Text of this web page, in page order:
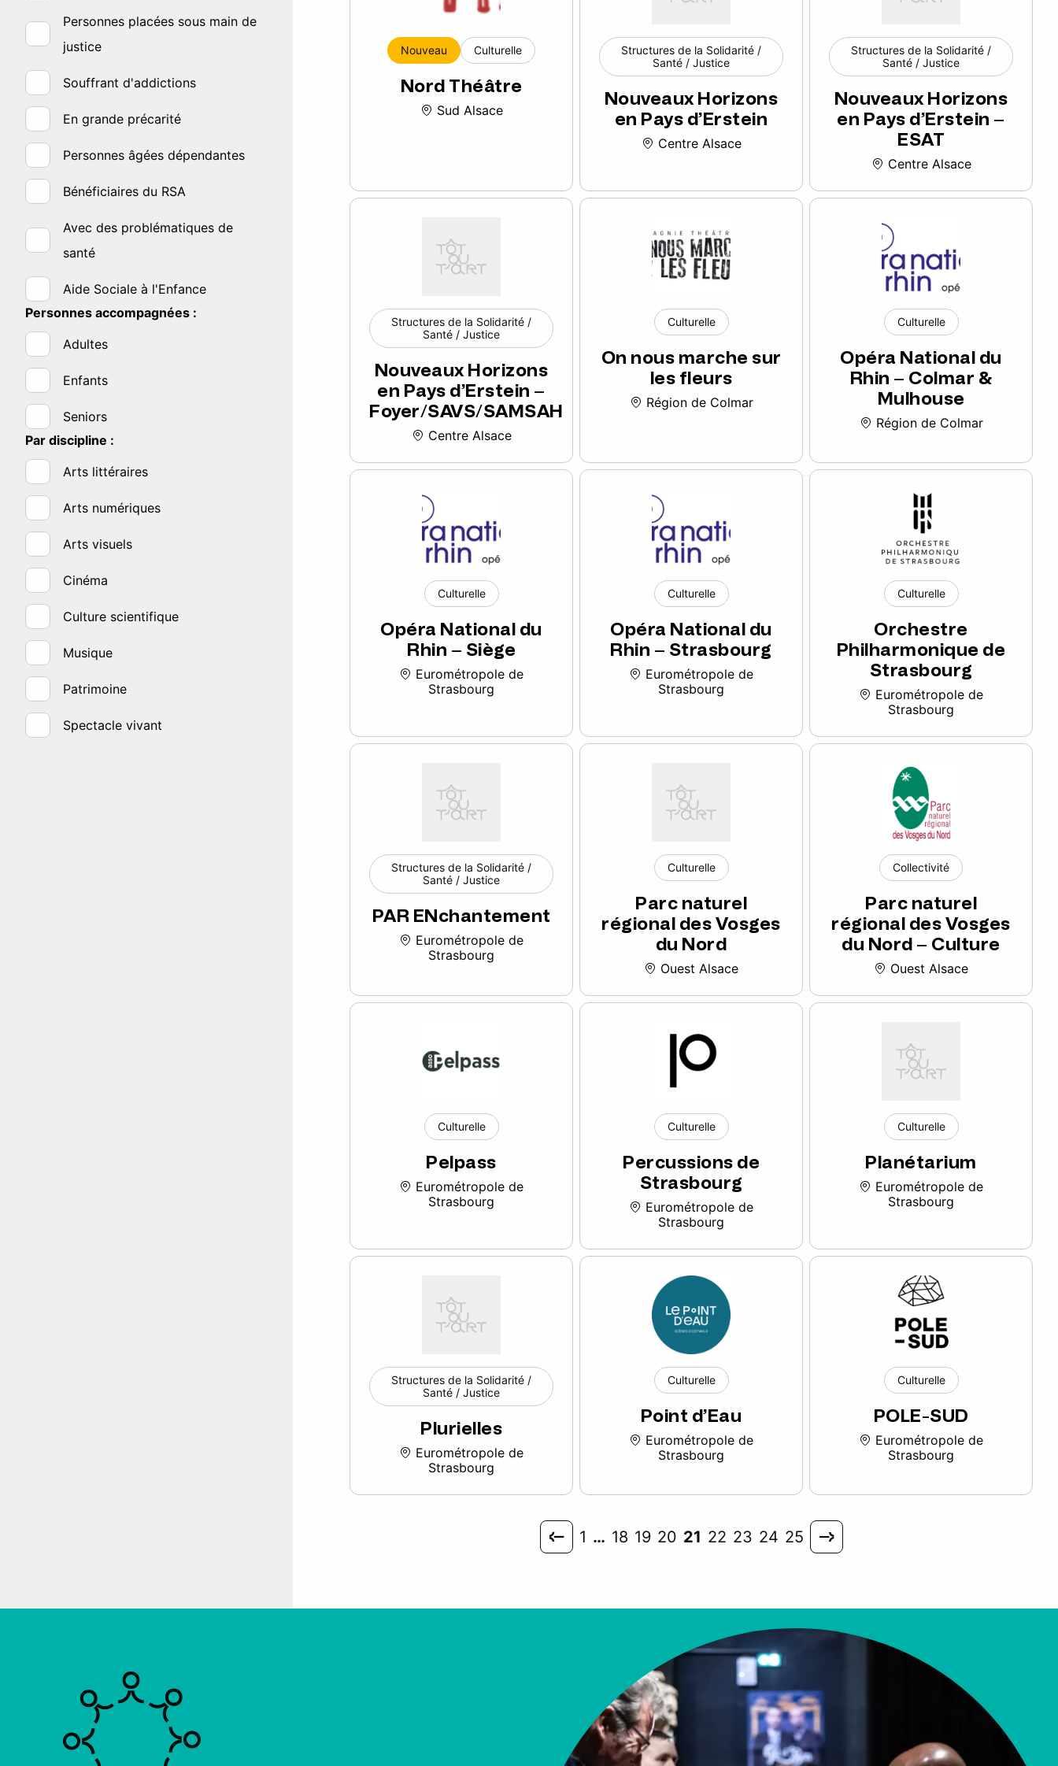
Personnes placées sous main de
justice
Souffrant d'addictions
En grande précarité
Personnes âgées dépendantes
Bénéficiaires du RSA
Avec des problématiques de
santé
Aide Sociale à l'Enfance
Personnes accompagnées :
Adultes
Enfants
Seniors
Par discipline :
Arts littéraires
Arts numériques
Arts visuels
Cinéma
Culture scientifique
Musique
Patrimoine
Spectacle vivant
Nouveau Culturelle
Nord Théâtre
Sud Alsace
Structures de la Solidarité /
Santé / Justice
Nouveaux Horizons
en Pays d’Erstein
Centre Alsace
Structures de la Solidarité /
Santé / Justice
Nouveaux Horizons
en Pays d’Erstein –
ESAT
Centre Alsace
Structures de la Solidarité /
Santé / Justice
Nouveaux Horizons
en Pays d’Erstein –
Foyer/SAVS/SAMSAH
Centre Alsace
Culturelle
On nous marche sur
les fleurs
Région de Colmar
Culturelle
Opéra National du
Rhin – Colmar &
Mulhouse
Région de Colmar
Culturelle
Opéra National du
Rhin – Siège
Eurométropole de
Strasbourg
Culturelle
Opéra National du
Rhin – Strasbourg
Eurométropole de
Strasbourg
Culturelle
Orchestre
Philharmonique de
Strasbourg
Eurométropole de
Strasbourg
Structures de la Solidarité /
Santé / Justice
PAR ENchantement
Eurométropole de
Strasbourg
Culturelle
Parc naturel
régional des Vosges
du Nord
Ouest Alsace
Collectivité
Parc naturel
régional des Vosges
du Nord – Culture
Ouest Alsace
Culturelle
Pelpass
Eurométropole de
Strasbourg
Culturelle
Percussions de
Strasbourg
Eurométropole de
Strasbourg
Culturelle
Planétarium
Eurométropole de
Strasbourg
Structures de la Solidarité /
Santé / Justice
Plurielles
Eurométropole de
Strasbourg
Culturelle
Point d’Eau
Eurométropole de
Strasbourg
Culturelle
POLE-SUD
Eurométropole de
Strasbourg
1 … 18 19 20 21 22 23 24 25